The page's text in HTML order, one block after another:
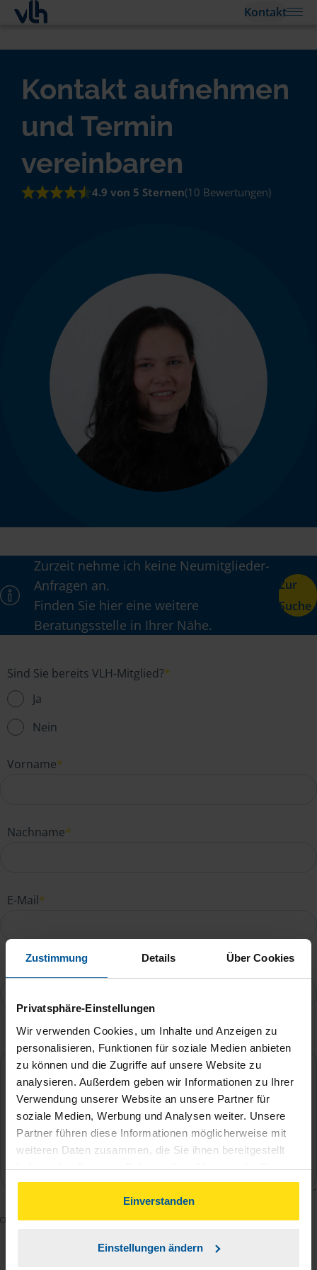
Zustimmung Details Über Cookies
Privatsphäre-Einstellungen
Wir verwenden Cookies, um Inhalte und Anzeigen zu
personalisieren, Funktionen für soziale Medien anbieten
zu können und die Zugriffe auf unsere Website zu
analysieren. Außerdem geben wir Informationen zu Ihrer
Verwendung unserer Website an unsere Partner für
soziale Medien, Werbung und Analysen weiter. Unsere
Partner führen diese Informationen möglicherweise mit
weiteren Daten zusammen, die Sie ihnen bereitgestellt
haben oder die sie im Rahmen Ihrer Nutzung der Dienste
gesammelt haben. Indem Sie auf Einverstanden klicken,
können Sie der Verwendung von Cookies, gemäß
unserer➔ Datenschutzrichtliniezustimmen.
Einverstanden
Einstellungen ändern
Kontakt
Kontakt aufnehmen
und Termin
vereinbaren
4.9 von 5 Sternen(10 Bewertungen)
Zurzeit nehme ich keine Neumitglieder-
Anfragen an.
Finden Sie hier eine weitere
Beratungsstelle in Ihrer Nähe.
Zur
Suche
Sind Sie bereits VLH-Mitglied?*
Ja
Nein
Vorname*
Nachname*
E-Mail*
Telefonnummer
Ihre Nachricht an Angela Fichtler*
Mit dem Absenden des Kontaktformulars erkläre ich
Bearbeitung meines Anliegens sowie zur internen